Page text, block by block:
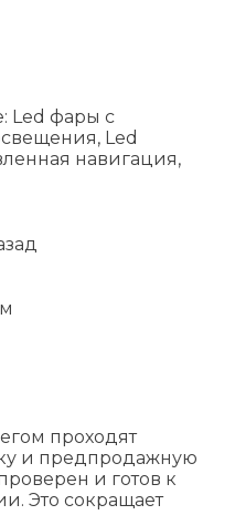
Led фары с
Led
навигация,
проходят
и предпродажную
и готов к
Это сокращает